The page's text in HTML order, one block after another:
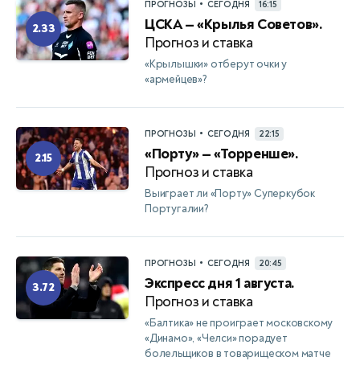
2.33
ПРОГНОЗЫ • СЕГОДНЯ 16:15
ЦСКА — «Крылья Советов».
Прогноз и ставка
«Крылышки» отберут очки у
«армейцев»?
2.15
ПРОГНОЗЫ • СЕГОДНЯ 22:15
«Порту» — «Торренше».
Прогноз и ставка
Выиграет ли «Порту» Суперкубок
Португалии?
3.72
ПРОГНОЗЫ • СЕГОДНЯ 20:45
Экспресс дня 1 августа.
Прогноз и ставка
«Балтика» не проиграет московскому
«Динамо», «Челси» порадует
болельщиков в товарищеском матче